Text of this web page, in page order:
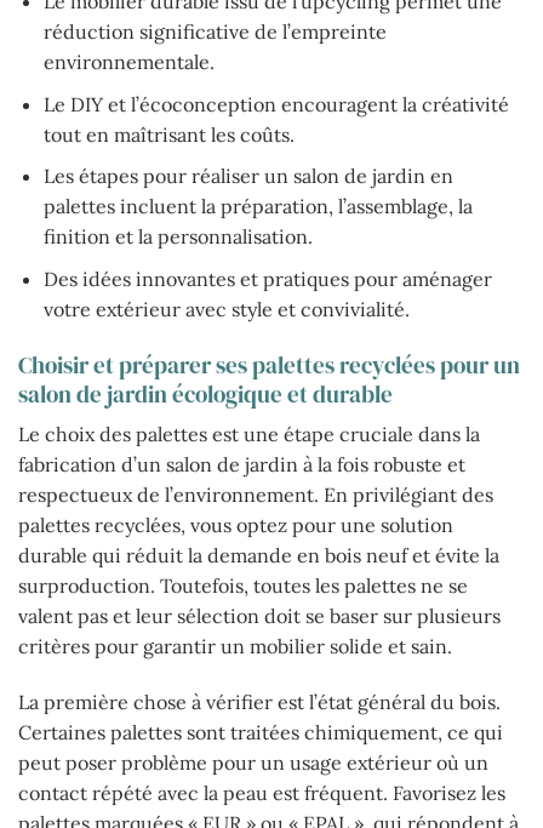
réduction significative de l’empreinte
environnementale.
Le DIY et l’écoconception encouragent la créativité
tout en maîtrisant les coûts.
Les étapes pour réaliser un salon de jardin en
palettes incluent la préparation, l’assemblage, la
finition et la personnalisation.
Des idées innovantes et pratiques pour aménager
votre extérieur avec style et convivialité.
Choisir et préparer ses palettes recyclées pour un
salon de jardin écologique et durable
Le choix des palettes est une étape cruciale dans la
fabrication d’un salon de jardin à la fois robuste et
respectueux de l’environnement. En privilégiant des
palettes recyclées, vous optez pour une solution
durable qui réduit la demande en bois neuf et évite la
surproduction. Toutefois, toutes les palettes ne se
valent pas et leur sélection doit se baser sur plusieurs
critères pour garantir un mobilier solide et sain.
La première chose à vérifier est l’état général du bois.
Certaines palettes sont traitées chimiquement, ce qui
peut poser problème pour un usage extérieur où un
contact répété avec la peau est fréquent. Favorisez les